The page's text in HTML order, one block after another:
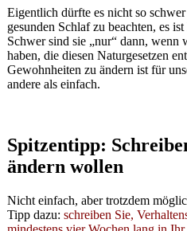
Eigentlich dürfte es nicht so
gesunden Schlaf zu beachten, es
Schwer sind sie „nur“ dann,
haben, die diesen Naturgesetzen
Gewohnheiten zu ändern ist für
andere als einfach.
Spitzentipp:
ändern wollen
Nicht einfach, aber trotzdem
Tipp dazu: schreiben Sie,